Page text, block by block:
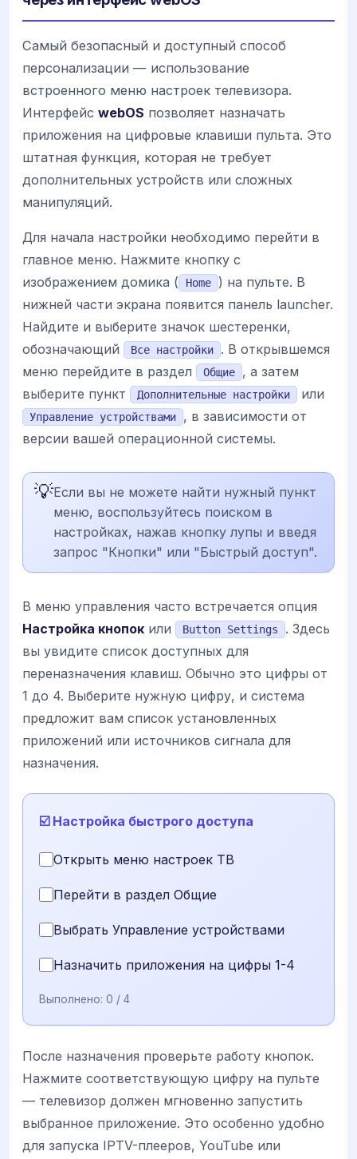
Самый безопасный и доступный способ
персонализации — использование
встроенного меню настроек телевизора.
Интерфейс webOS позволяет назначать
приложения на цифровые клавиши пульта. Это
штатная функция, которая не требует
дополнительных устройств или сложных
манипуляций.
Для начала настройки необходимо перейти в
главное меню. Нажмите кнопку с
изображением домика (
Home
) на пульте. В
нижней части экрана появится панель launcher.
Найдите и выберите значок шестеренки,
обозначающий
Все настройки
. В открывшемся
меню перейдите в раздел
Общие
, а затем
выберите пункт
Дополнительные настройки или
Управление устройствами
, в зависимости от
версии вашей операционной системы.
💡Если вы не можете найти нужный пункт
меню, воспользуйтесь поиском в
настройках, нажав кнопку лупы и введя
запрос "Кнопки" или "Быстрый доступ".
В меню управления часто встречается опция
Настройка кнопок или Button Settings
. Здесь
вы увидите список доступных для
переназначения клавиш. Обычно это цифры от
1 до 4. Выберите нужную цифру, и система
предложит вам список установленных
приложений или источников сигнала для
назначения.
☑️ Настройка быстрого доступа
Открыть меню настроек ТВ
Перейти в раздел Общие
Выбрать Управление устройствами
Назначить приложения на цифры 1-4
Выполнено: 0 / 4
После назначения проверьте работу кнопок.
Нажмите соответствующую цифру на пульте
— телевизор должен мгновенно запустить
выбранное приложение. Это особенно удобно
для запуска IPTV-плееров, YouTube или